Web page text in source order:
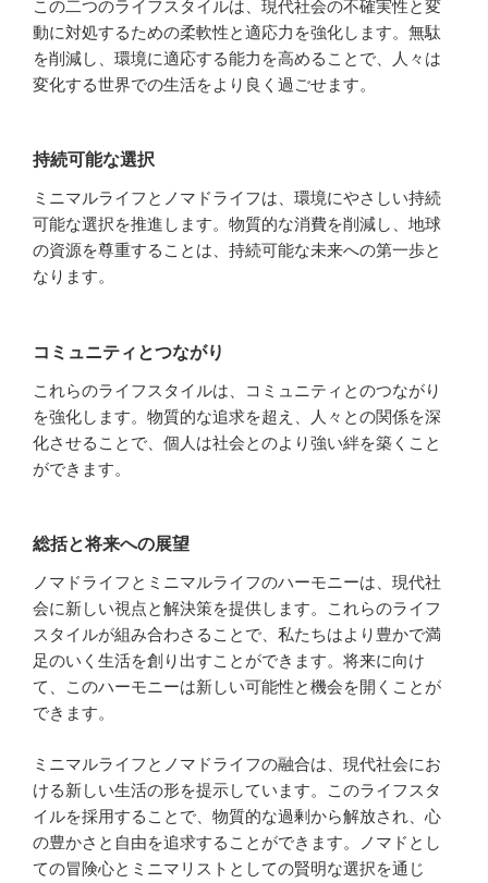
この二つのライフスタイルは、現代社会の不確実性と変
動に対処するための柔軟性と適応力を強化します。無駄
を削減し、環境に適応する能力を高めることで、人々は
変化する世界での生活をより良く過ごせます。
持続可能な選択
ミニマルライフとノマドライフは、環境にやさしい持続
可能な選択を推進します。物質的な消費を削減し、地球
の資源を尊重することは、持続可能な未来への第一歩と
なります。
コミュニティとつながり
これらのライフスタイルは、コミュニティとのつながり
を強化します。物質的な追求を超え、人々との関係を深
化させることで、個人は社会とのより強い絆を築くこと
ができます。
総括と将来への展望
ノマドライフとミニマルライフのハーモニーは、現代社
会に新しい視点と解決策を提供します。これらのライフ
スタイルが組み合わさることで、私たちはより豊かで満
足のいく生活を創り出すことができます。将来に向け
て、このハーモニーは新しい可能性と機会を開くことが
できます。
ミニマルライフとノマドライフの融合は、現代社会にお
ける新しい生活の形を提示しています。このライフスタ
イルを採用することで、物質的な過剰から解放され、心
の豊かさと自由を追求することができます。ノマドとし
ての冒険心とミニマリストとしての賢明な選択を通じ